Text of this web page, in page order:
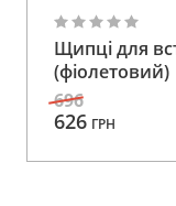
Щипці для
(фіолетовий)
696
626 ГРН